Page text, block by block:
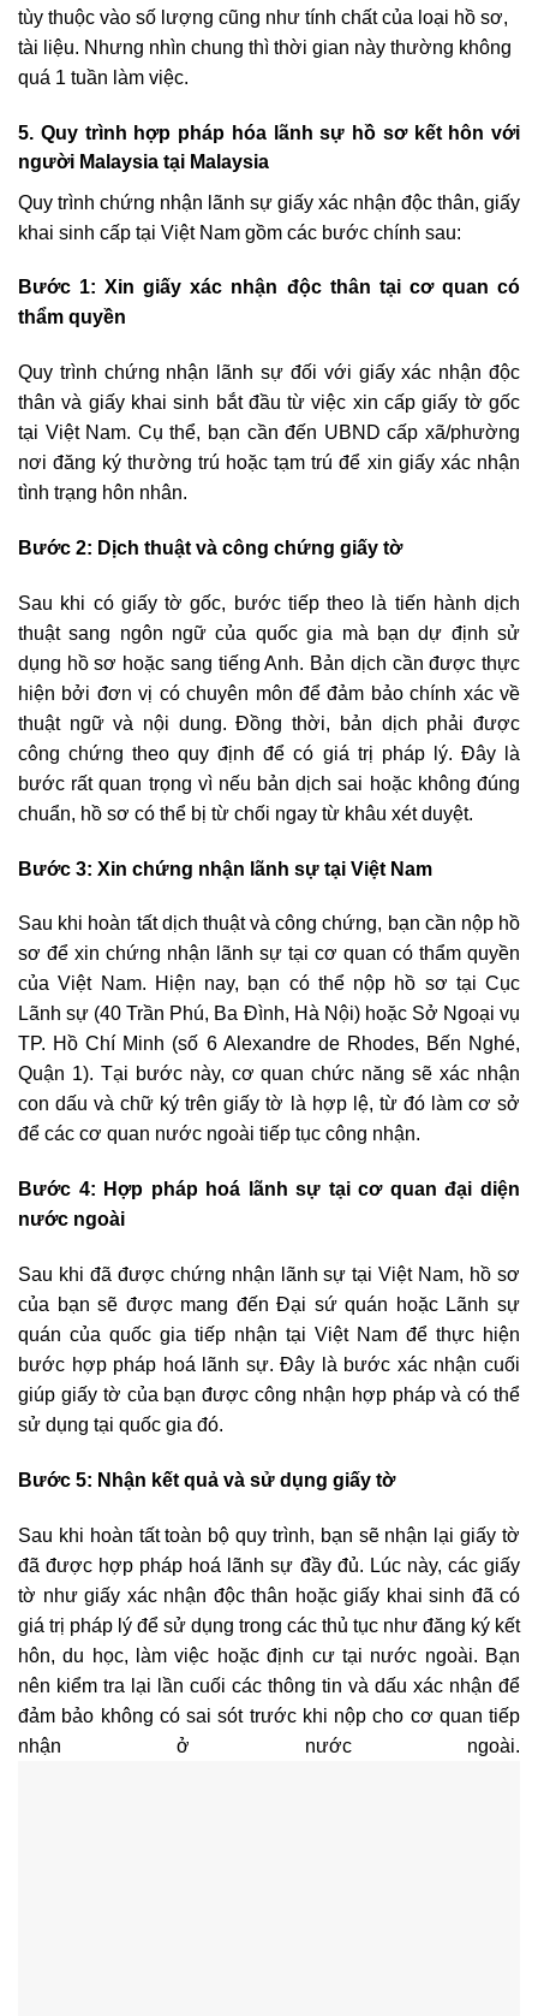
tùy thuộc vào số lượng cũng như tính chất của loại hồ sơ,
tài liệu. Nhưng nhìn chung thì thời gian này thường không
quá 1 tuần làm việc.
5. Quy trình hợp pháp hóa lãnh sự hồ sơ kết hôn với
người Malaysia tại Malaysia
Quy trình chứng nhận lãnh sự giấy xác nhận độc thân, giấy
khai sinh cấp tại Việt Nam gồm các bước chính sau:
Bước 1: Xin giấy xác nhận độc thân tại cơ quan có
thẩm quyền
Quy trình chứng nhận lãnh sự đối với giấy xác nhận độc
thân và giấy khai sinh bắt đầu từ việc xin cấp giấy tờ gốc
tại Việt Nam. Cụ thể, bạn cần đến UBND cấp xã/phường
nơi đăng ký thường trú hoặc tạm trú để xin giấy xác nhận
tình trạng hôn nhân.
Bước 2: Dịch thuật và công chứng giấy tờ
Sau khi có giấy tờ gốc, bước tiếp theo là tiến hành dịch
thuật sang ngôn ngữ của quốc gia mà bạn dự định sử
dụng hồ sơ hoặc sang tiếng Anh. Bản dịch cần được thực
hiện bởi đơn vị có chuyên môn để đảm bảo chính xác về
thuật ngữ và nội dung. Đồng thời, bản dịch phải được
công chứng theo quy định để có giá trị pháp lý. Đây là
bước rất quan trọng vì nếu bản dịch sai hoặc không đúng
chuẩn, hồ sơ có thể bị từ chối ngay từ khâu xét duyệt.
Bước 3: Xin chứng nhận lãnh sự tại Việt Nam
Sau khi hoàn tất dịch thuật và công chứng, bạn cần nộp hồ
sơ để xin chứng nhận lãnh sự tại cơ quan có thẩm quyền
của Việt Nam. Hiện nay, bạn có thể nộp hồ sơ tại Cục
Lãnh sự (40 Trần Phú, Ba Đình, Hà Nội) hoặc Sở Ngoại vụ
TP. Hồ Chí Minh (số 6 Alexandre de Rhodes, Bến Nghé,
Quận 1). Tại bước này, cơ quan chức năng sẽ xác nhận
con dấu và chữ ký trên giấy tờ là hợp lệ, từ đó làm cơ sở
để các cơ quan nước ngoài tiếp tục công nhận.
Bước 4: Hợp pháp hoá lãnh sự tại cơ quan đại diện
nước ngoài
Sau khi đã được chứng nhận lãnh sự tại Việt Nam, hồ sơ
của bạn sẽ được mang đến Đại sứ quán hoặc Lãnh sự
quán của quốc gia tiếp nhận tại Việt Nam để thực hiện
bước hợp pháp hoá lãnh sự. Đây là bước xác nhận cuối
giúp giấy tờ của bạn được công nhận hợp pháp và có thể
sử dụng tại quốc gia đó.
Bước 5: Nhận kết quả và sử dụng giấy tờ
Sau khi hoàn tất toàn bộ quy trình, bạn sẽ nhận lại giấy tờ
đã được hợp pháp hoá lãnh sự đầy đủ. Lúc này, các giấy
tờ như giấy xác nhận độc thân hoặc giấy khai sinh đã có
giá trị pháp lý để sử dụng trong các thủ tục như đăng ký kết
hôn, du học, làm việc hoặc định cư tại nước ngoài. Bạn
nên kiểm tra lại lần cuối các thông tin và dấu xác nhận để
đảm bảo không có sai sót trước khi nộp cho cơ quan tiếp
nhận ở nước ngoài.